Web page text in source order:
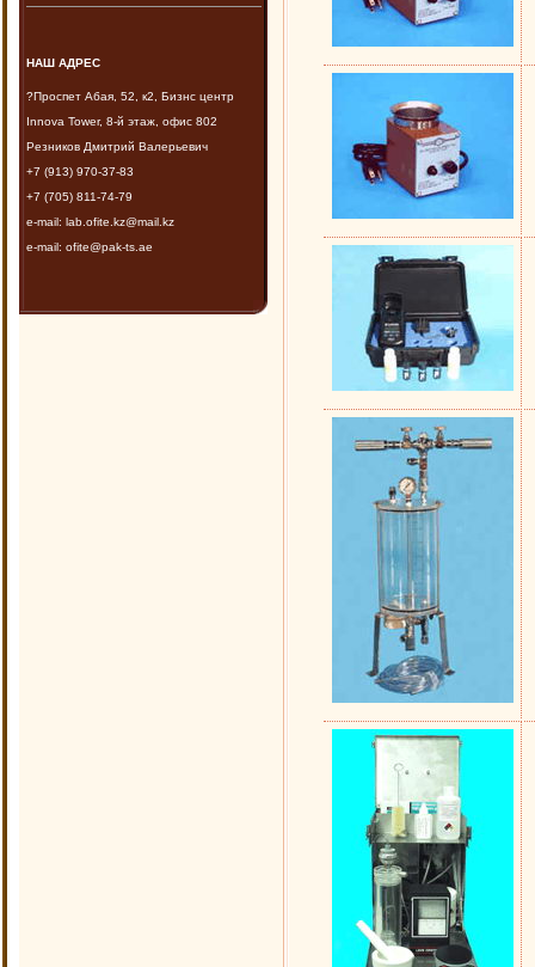
НАШ АДРЕС
?Проспет Абая, 52, к2, Бизнс центр
Innova Tower, 8-й этаж, офис 802
Резников Дмитрий Валерьевич
+7 (913) 970-37-83
+7 (705) 811-74-79
e-mail: lab.ofite.kz@mail.kz
e-mail: ofite@pak-ts.ae